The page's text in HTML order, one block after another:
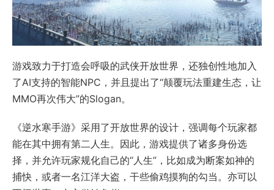
游戏致力于打造会呼吸的武侠开放世界，还独创性地加入
了AI支持的智能NPC，并且提出了“颠覆玩法重建生态，让
MMO再次伟大”的Slogan。
《逆水寒手游》采用了开放世界的设计，强调每个玩家都
能在其中拥有第二人生。因此，游戏提供了诸多身份选
择，并允许玩家规化自己的“人生”，比如成为断案如神的
捕快，或者一名江洋大盗，干些偷鸡摸狗的勾当。亦可以